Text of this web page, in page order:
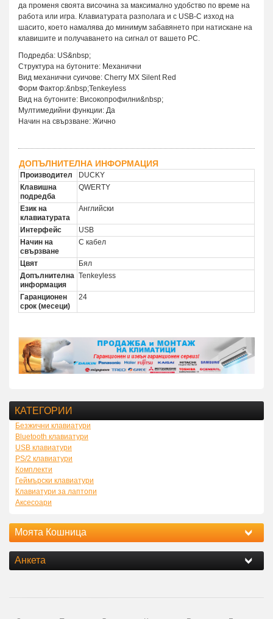
да променя своята височина за максимално удобство по време на
работа или игра. Клавиатурата разполага и с USB-C изход на
шасито, което намалява до минимум забавянето при натискане на
клавишите и получаването на сигнал от вашето PC.
Подредба: US&nbsp;
Структура на бутоните: Механични
Вид механични суичове: Cherry MX Silent Red
Форм Фактор:&nbsp;Tenkeyless
Вид на бутоните: Високопрофилни&nbsp;
Мултимедийни функции: Да
Начин на свързване: Жично
ДОПЪЛНИТЕЛНА ИНФОРМАЦИЯ
Производител
DUCKY
Клавишна
подредба
QWERTY
Език на
клавиатурата
Английски
Интерфейс
USB
Начин на
свързване
С кабел
Цвят
Бял
Допълнителна
информация
Tenkeyless
Гаранционен
срок (месеци)
24
КАТЕГОРИИ
Безжични клавиатури
Bluetooth клавиатури
USB клавиатури
PS/2 клавиатури
Комплекти
Геймърски клавиатури
Клавиатури за лаптопи
Аксесоари
Моята Кошница
Анкета